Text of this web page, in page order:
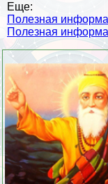
Еще:
Полезная
Полезная